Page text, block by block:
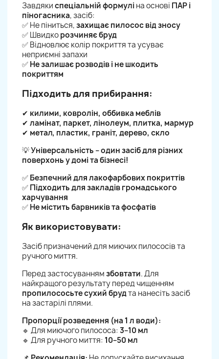
Завдякиспеціальній формуліна основі ПАР і
піногасника, засіб:
✅ Не піниться,захищає пилосос від зносу
✅ Швидкорозчиняє бруд
✅ Відновлює колір покриття та усуває
неприємні запахи
✅Не залишає розводів і не шкодить
покриттям
Підходить для прибирання:
✔ килими, ковролін, оббивка меблів
✔ ламінат, паркет, лінолеум, плитка, мармур
✔ метал, пластик, граніт, дерево, скло
💡Універсальність – один засіб для різних
поверхонь у домі та бізнесі!
✅Безпечний для лакофарбових покриттів
✅Підходить для закладів громадського
харчування
✅Не містить барвників та фосфатів
Як використовувати:
Засіб призначений для миючих пилососів та
ручного миття.
Перед застосуваннямзбовтати. Для
найкращого результату перед чищенням
пропилососьте сухий брудта нанесіть засіб
на застарілі плями.
Пропорції розведення (на 1 л води):
🔹 Для миючого пилососа: 3–10 мл
🔹 Для ручного миття: 10–50 мл